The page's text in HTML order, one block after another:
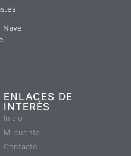
Nave
ENLACES DE
INTERÉS
Inicio
Mi cuenta
Contacto